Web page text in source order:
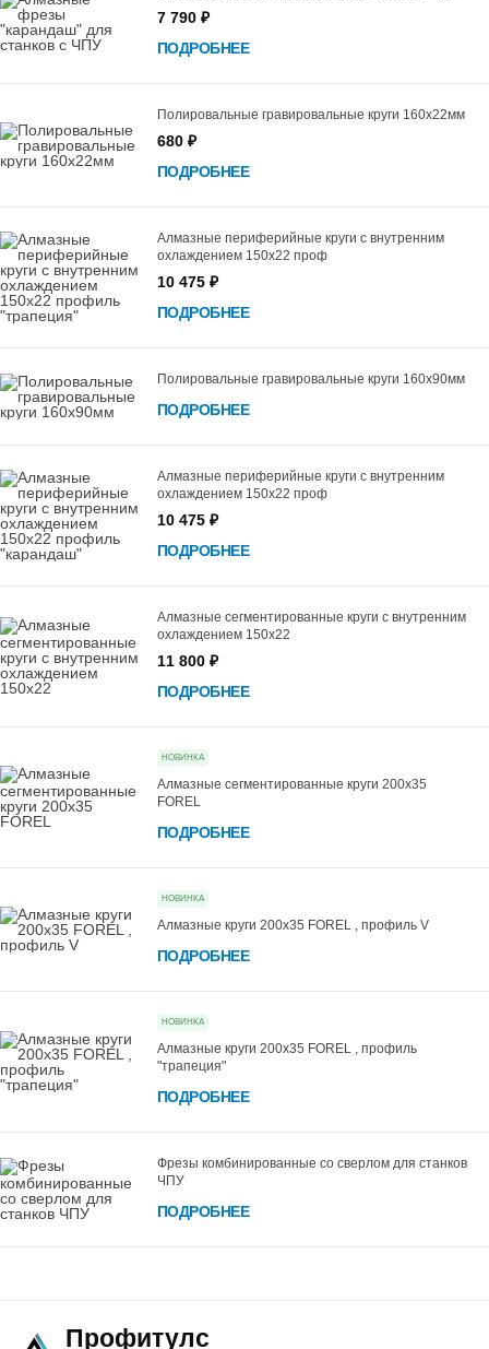
7 790 ₽
ПОДРОБНЕЕ
Полировальные гравировальные круги 160х22мм
680 ₽
ПОДРОБНЕЕ
Алмазные периферийные круги с внутренним
охлаждением 150х22 проф
10 475 ₽
ПОДРОБНЕЕ
Полировальные гравировальные круги 160х90мм
ПОДРОБНЕЕ
Алмазные периферийные круги с внутренним
охлаждением 150х22 проф
10 475 ₽
ПОДРОБНЕЕ
Алмазные сегментированные круги с внутренним
охлаждением 150х22
11 800 ₽
ПОДРОБНЕЕ
Алмазные сегментированные круги 200х35
FOREL
НОВИНКА
ПОДРОБНЕЕ
Алмазные круги 200х35 FOREL , профиль V
НОВИНКА
ПОДРОБНЕЕ
Алмазные круги 200х35 FOREL , профиль
"трапеция"
НОВИНКА
ПОДРОБНЕЕ
Фрезы комбинированные со сверлом для станков
ЧПУ
ПОДРОБНЕЕ
Профитулс